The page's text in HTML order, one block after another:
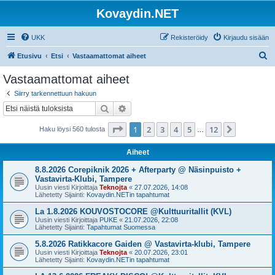
Kovaydin.NET
UKK Kirjaudu sisään
Rekisteröidy
Etusivu Etsi Vastaamattomat aiheet
Vastaamattomat aiheet
Siirry tarkennettuun hakuun
Etsi
Haku löysi 560 tulosta Sivu /12
1 2 3 4 5 12
Aiheet
8.8.2026 Corepiknik 2026 + Afterparty @ Näsinpuisto +
Vastavirta-Klubi, Tampere
Uusin viesti Kirjoittaja Teknojta « 27.07.2026, 14:08
Lähetetty Sijainti: Kovaydin.NETin tapahtumat
La 1.8.2026 KOUVOSTOCORE @Kulttuuritallit (KVL)
Uusin viesti Kirjoittaja PUKE « 21.07.2026, 22:08
Lähetetty Sijainti: Tapahtumat Suomessa
5.8.2026 Ratikkacore Gaiden @ Vastavirta-klubi, Tampere
Uusin viesti Kirjoittaja Teknojta « 20.07.2026, 23:01
Lähetetty Sijainti: Kovaydin.NETin tapahtumat